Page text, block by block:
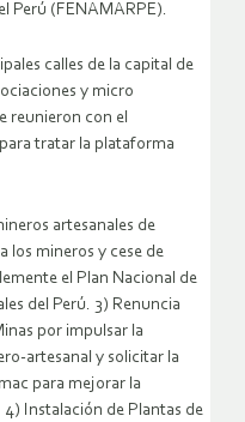
Perú (FENAMARPE).
calles de la capital de
y micro
reunieron con el
tratar la plataforma
artesanales de
los mineros y cese de
el Plan Nacional de
del Perú. 3) Renuncia
por impulsar la
artesanal y solicitar la
para mejorar la
Instalación de Plantas de